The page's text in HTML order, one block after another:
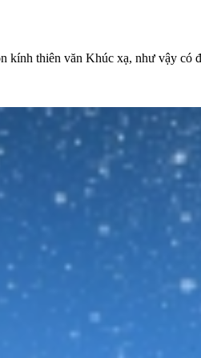
kính thiên văn Khúc xạ, như vậy có